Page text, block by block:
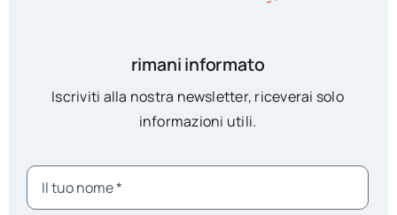
rimani informato
Iscriviti alla nostra newsletter, riceverai solo
informazioni utili.